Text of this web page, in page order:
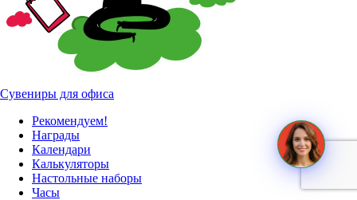
Сувениры для офиса
Рекомендуем!
Награды
Календари
Калькуляторы
Настольные наборы
Часы